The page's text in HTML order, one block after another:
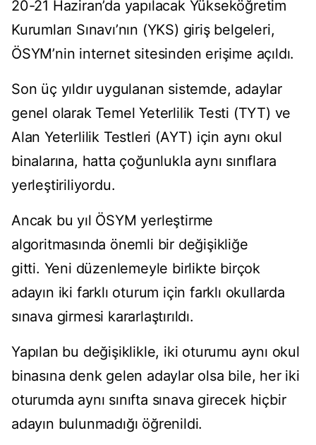
20-21 Haziran’da yapılacak Yükseköğretim
Kurumları Sınavı’nın (YKS) giriş belgeleri,
ÖSYM’nin internet sitesinden erişime açıldı.
Son üç yıldır uygulanan sistemde, adaylar
genel olarak Temel Yeterlilik Testi (TYT) ve
Alan Yeterlilik Testleri (AYT) için aynı okul
binalarına, hatta çoğunlukla aynı sınıflara
yerleştiriliyordu.
Ancak bu yıl ÖSYM yerleştirme
algoritmasında önemli bir değişikliğe
gitti. Yeni düzenlemeyle birlikte birçok
adayın iki farklı oturum için farklı okullarda
sınava girmesi kararlaştırıldı.
Yapılan bu değişiklikle, iki oturumu aynı okul
binasına denk gelen adaylar olsa bile, her iki
oturumda aynı sınıfta sınava girecek hiçbir
adayın bulunmadığı öğrenildi.